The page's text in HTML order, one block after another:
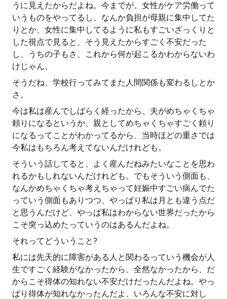
うに見えたからだよね。今までが。女性がケア労働って
いうものをやってるし、なんか負担が母親に集中してた
りとか、女性に集中してるように私もすごいざっくりと
した視点で見ると、そう見えたからすごく不安だった
し、うちの子もさ、これから何が起こるかわからないわ
けじゃん。
そうだね、学校行ってみてまた人間関係も変わるしとか
さ。
今は私は産んでしばらく経ったから、夫がめちゃくちゃ
頼りになるというか、親としてめちゃくちゃすごく頼り
になるってことがわかってるから、当時ほどの重さでは
今私はもちろん考えてないんだけれども。
そういう話してると、よく産んだねみたいなことを思わ
れるかもしれないんだけれども。でもそういう側面も、
なんかめちゃくちゃ考えちゃって妊娠中すごい病んでた
っていう側面もありつつ、やっぱり私は月とも違う点だ
と思うんだけど、やっぱ私はわからない世界だったから
こそ突っ込めたっていうのはあるんだよね。
それってどういうこと?
私には先天的に障害がある人と関わるっていう機会が人
生ですごく経験がなかったから、全然なかったから、だ
からこそ得体の知れない不安だけだったんだよね。やっ
ぱり得体が知れなかったんだよ、いろんな不安に対し